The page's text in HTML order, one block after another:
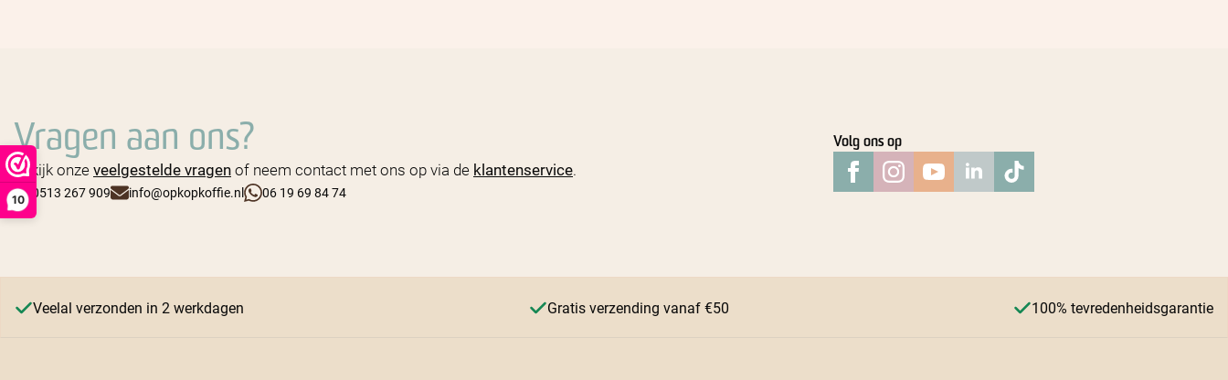
10
Vragen aan ons?
Bekijk onzeveelgestelde vragenof neem contact met ons op via de klantenservice.
0513 267 909 info@opkopkoffie.nl 06 19 69 84 74
Volg ons op
Veelal verzonden in 2 werkdagen Gratis verzending vanaf €50 100% tevredenheidsgarantie